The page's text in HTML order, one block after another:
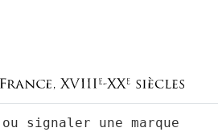
signaler une marque